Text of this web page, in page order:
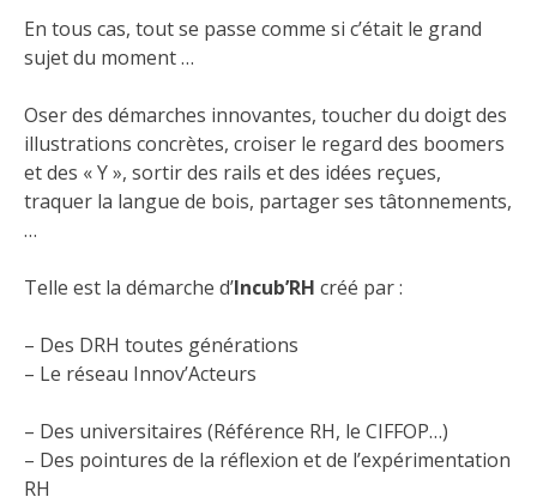
En tous cas, tout se passe comme si c’était le grand
sujet du moment …
Oser des démarches innovantes, toucher du doigt des
illustrations concrètes, croiser le regard des boomers
et des « Y », sortir des rails et des idées reçues,
traquer la langue de bois, partager ses tâtonnements,
…
Telle est la démarche d’Incub’RH créé par :
– Des DRH toutes générations
– Le réseau Innov’Acteurs
– Des universitaires (Référence RH, le CIFFOP…)
– Des pointures de la réflexion et de l’expérimentation
RH